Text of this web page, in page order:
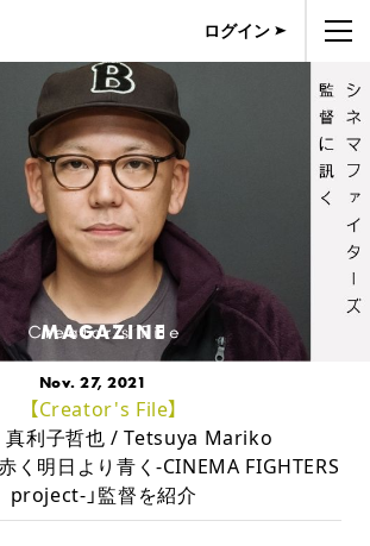
ログイン
MAGAZINE
Nov. 27, 2021
【Creator's File】
真利子哲也 / Tetsuya Mariko
く明日より青く-CINEMA FIGHTERS
project-」監督を紹介